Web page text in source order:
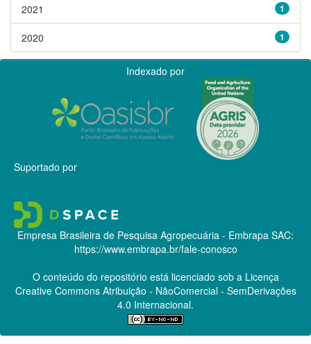
1
2021
1
2020
Indexado por
Suportado por
Empresa Brasileira de Pesquisa Agropecuária - Embrapa SAC:
https://www.embrapa.br/fale-conosco
O conteúdo do repositório está licenciado sob a Licença
Creative CommonsAtribuição - NãoComercial - SemDerivações
4.0 Internacional.